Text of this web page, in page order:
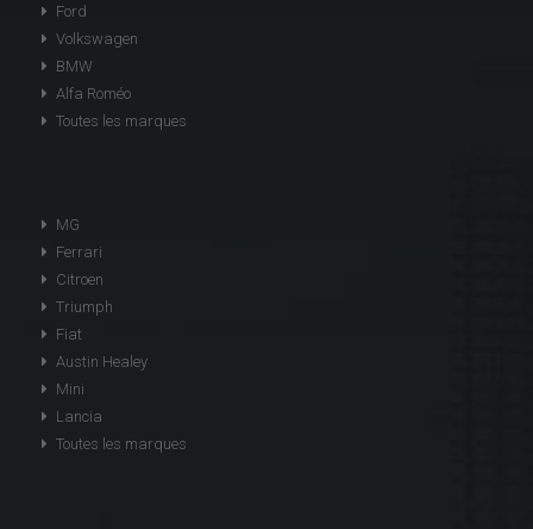
Ford
Volkswagen
BMW
Alfa Roméo
Toutes les marques
MG
Ferrari
Citroen
Triumph
Fiat
Austin Healey
Mini
Lancia
Toutes les marques